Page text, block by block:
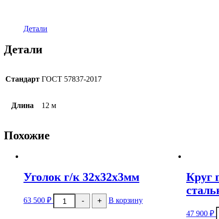
Детали
Детали
Стандарт ГОСТ 57837-2017
Длина 12 м
Похожие
Уголок г/к 32x32x3мм
63 500 ₽ -
Количество
товара
+ В корзину
Круг
47 900 ₽